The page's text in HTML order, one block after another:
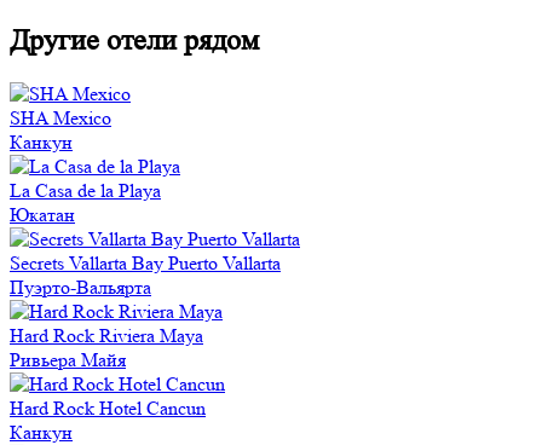
Другие отели рядом
SHA Mexico
Канкун
La Casa de la Playa
Юкатан
Secrets Vallarta Bay Puerto Vallarta
Пуэрто-Вальярта
Hard Rock Riviera Maya
Ривьера Майя
Hard Rock Hotel Cancun
Канкун